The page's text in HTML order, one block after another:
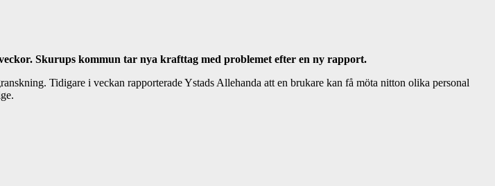
Skurups kommun tar nya krafttag med problemet efter en ny rapport.
Tidigare i veckan rapporterade Ystads Allehanda att en brukare kan få möta nitton olika personal